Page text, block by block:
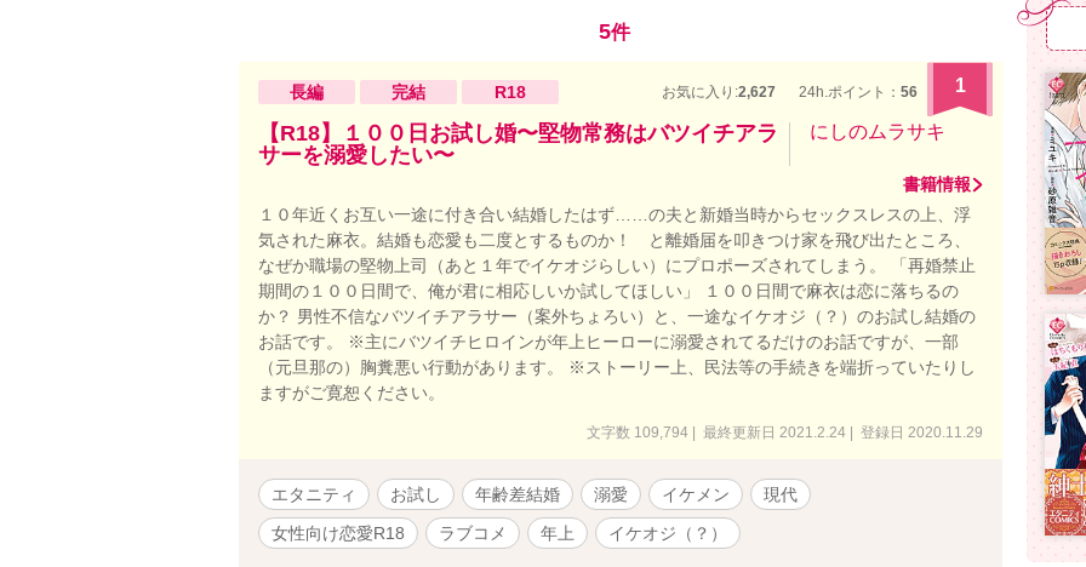
5件
長編 完結 R18 お気に入り:2,627 24h.ポイント： 56 1
【R18】１００日お試し婚〜堅物常務はバツイチアラ
サーを溺愛したい〜
にしのムラサキ
書籍情報
１０年近くお互い一途に付き合い結婚したはず……の夫と新婚当時からセックスレスの上、浮
気された麻衣。結婚も恋愛も二度とするものか！ と離婚届を叩きつけ家を飛び出たところ、
なぜか職場の堅物上司（あと１年でイケオジらしい）にプロポーズされてしまう。 「再婚禁止
期間の１００日間で、俺が君に相応しいか試してほしい」 １００日間で麻衣は恋に落ちるの
か？ 男性不信なバツイチアラサー（案外ちょろい）と、一途なイケオジ（？）のお試し結婚の
お話です。 ※主にバツイチヒロインが年上ヒーローに溺愛されてるだけのお話ですが、一部
（元旦那の）胸糞悪い行動があります。 ※ストーリー上、民法等の手続きを端折っていたりし
ますがご寛恕ください。
文字数 109,794 | 最終更新日 2021.2.24 | 登録日 2020.11.29
エタニティ お試し 年齢差結婚 溺愛 イケメン
現代
女性向け恋愛R18
ラブコメ 年上 イケオジ（？）